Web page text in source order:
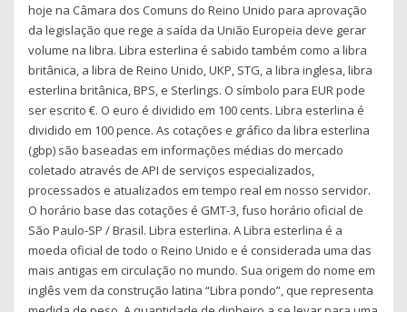
hoje na Câmara dos Comuns do Reino Unido para aprovação
da legislação que rege a saída da União Europeia deve gerar
volume na libra. Libra esterlina é sabido também como a libra
britânica, a libra de Reino Unido, UKP, STG, a libra inglesa, libra
esterlina britânica, BPS, e Sterlings. O símbolo para EUR pode
ser escrito €. O euro é dividido em 100 cents. Libra esterlina é
dividido em 100 pence. As cotações e gráfico da libra esterlina
(gbp) são baseadas em informações médias do mercado
coletado através de API de serviços especializados,
processados e atualizados em tempo real em nosso servidor.
O horário base das cotações é GMT-3, fuso horário oficial de
São Paulo-SP / Brasil. Libra esterlina. A Libra esterlina é a
moeda oficial de todo o Reino Unido e é considerada uma das
mais antigas em circulação no mundo. Sua origem do nome em
inglês vem da construção latina “Libra pondo”, que representa